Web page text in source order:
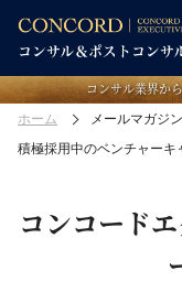
コンサル業界か
ホーム
メールマガジ
積極採用中のベンチャーキ
コンコード